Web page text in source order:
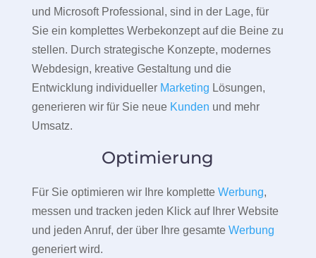
und Microsoft Professional, sind in der Lage, für
Sie ein komplettes Werbekonzept auf die Beine zu
stellen. Durch strategische Konzepte, modernes
Webdesign, kreative Gestaltung und die
Entwicklung individueller Marketing Lösungen,
generieren wir für Sie neue Kunden und mehr
Umsatz.
Optimierung
Für Sie optimieren wir Ihre komplette Werbung,
messen und tracken jeden Klick auf Ihrer Website
und jeden Anruf, der über Ihre gesamte Werbung
generiert wird.